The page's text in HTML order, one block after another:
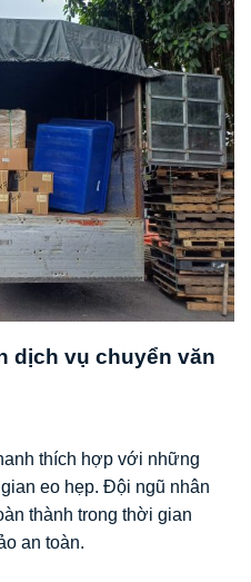
dịch vụ chuyển văn
thích hợp với những
eo hẹp. Đội ngũ nhân
thành trong thời gian
an toàn.